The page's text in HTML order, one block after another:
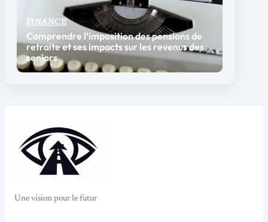
FINANCE
Comprendre l’imposition des pensions de
retraite et ses impacts sur les revenus des
seniors
Une vision pour le futur